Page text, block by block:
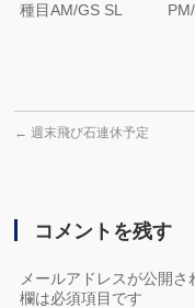
種目AM/GS SL PM/通
← 週末飛び石連休予定
コメントを残す
メールアドレスが公開さ
欄は必須項目です